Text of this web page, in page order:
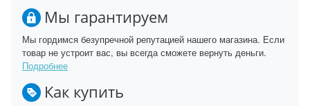
Мы гарантируем
Мы гордимся безупречной репутацией нашего магазина. Если
товар не устроит вас, вы всегда сможете вернуть деньги.
Подробнее
Как купить